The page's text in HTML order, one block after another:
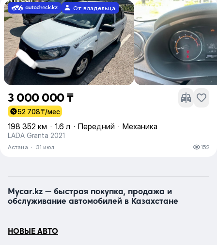
От владельца
3 000 000 ₸
52 708₸/мес
198 352 км · 1.6 л · Передний · Механика
LADA Granta 2021
Астана · 31 июл 152
Mycar.kz — быстрая покупка, продажа и
обслуживание автомобилей в Казахстане
НОВЫЕ АВТО